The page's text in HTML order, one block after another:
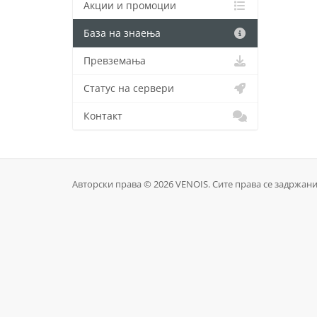
Акции и промоции
База на знаења
Превземања
Статус на сервери
Контакт
Авторски права © 2026 VENOIS. Сите права се